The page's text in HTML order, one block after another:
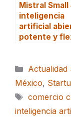
Mistral Small
inteligencia
artificial
potente y
Categorías
Actualidad
México,
Etiquetas
comercio
inteligencia